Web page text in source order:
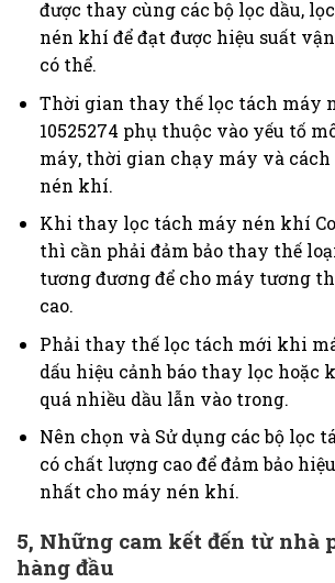
được thay cùng các bộ lọc dầu,
nén khí để đạt được hiệu suất
có thể.
Thời gian thay thế lọc tách máy
10525274 phụ thuộc vào yếu tố
máy, thời gian chạy máy và
nén khí.
Khi thay lọc tách máy nén khí
thì cần phải đảm bảo thay thế
tương đương để cho máy tương
cao.
Phải thay thế lọc tách mới khi
dấu hiệu cảnh báo thay lọc hoặc
quá nhiều dầu lẫn vào trong.
Nên chọn và Sử dụng các bộ lọc
có chất lượng cao để đảm bảo
nhất cho máy nén khí.
5, Những cam kết đến từ nhà
hàng đầu